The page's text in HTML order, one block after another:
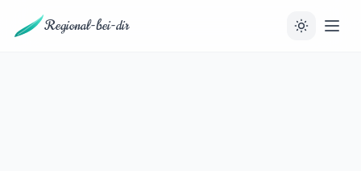
Regional-bei-dir